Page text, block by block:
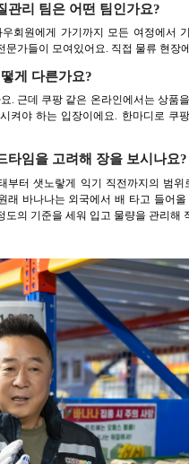
관리 팀은 어떤 팀인가요?
회원에게 가기까지 모든 여정에서
가들이 모여있어요. 직접 물류 현장
게 다른가요?
. 근데 쿠팡 같은 온라인에서는 상품
야 하는 입장이에요. 한마디로 쿠
타임을 고려해 장을 보시나요?
터 샛노랗게 익기 직전까지의 범
바나나는 외국에서 배 타고 들어
의 기준을 세워 입고 물량을 관리해